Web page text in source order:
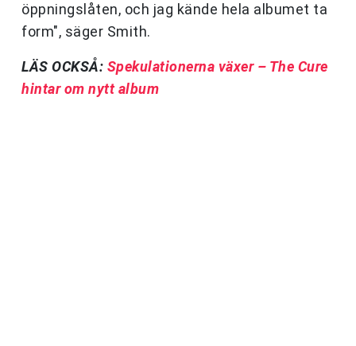
öppningslåten, och jag kände hela albumet ta
form", säger Smith.
LÄS OCKSÅ: Spekulationerna växer – The Cure
hintar om nytt album